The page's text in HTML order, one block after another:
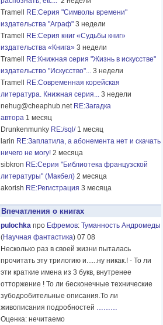
Tramell
RE:Серия "Символы времени"
издательства "Аграф" 3 недели
Tramell
RE:Серия книг «Судьбы книг»
издательства «Книга» 3 недели
Tramell
RE:Книжная серия "Жизнь в искусстве"
издательство "Искусство"... 3 недели
Tramell
RE:Современная корейская
литература. Книжная серия... 3 недели
nehug@cheaphub.net RE:Загадка
автора 1 месяц
Drunkenmunky RE:/sql/ 1 месяц
larin RE:Заплатила, а абонемента нет и скачать
ничего не могу! 2 месяца
sibkron RE:Серия "Библиотека французской
литературы" (Макбел) 2 месяца
akorish RE:Регистрация 3 месяца
Впечатления о книгах
pulochka про Ефремов: Туманность Андромеды
(Научная фантастика) 07 08
Несколько раз в своей жизни пыталась
прочитать эту трилогию и......ну никак.! - То ли
эти краткие имена из 3 букв, внутренее
отторжение ! То ли бесконечные технические
зубодробительные описания.То ли
живописания подробностей ………
Оценка: нечитаемо